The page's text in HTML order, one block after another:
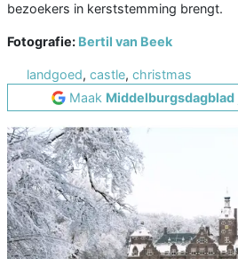
bezoekers in kerststemming brengt.
Fotografie: Bertil van Beek
landgoed, castle, christmas
Maak Middelburgsdagblad